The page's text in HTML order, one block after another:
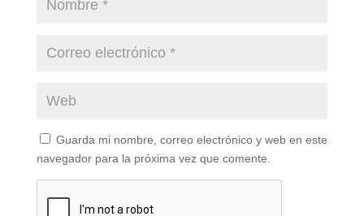
Guarda mi nombre, correo electrónico y web en este
navegador para la próxima vez que comente.